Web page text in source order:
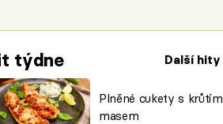
týdne Další hity
Plněné cukety s krůtím
masem